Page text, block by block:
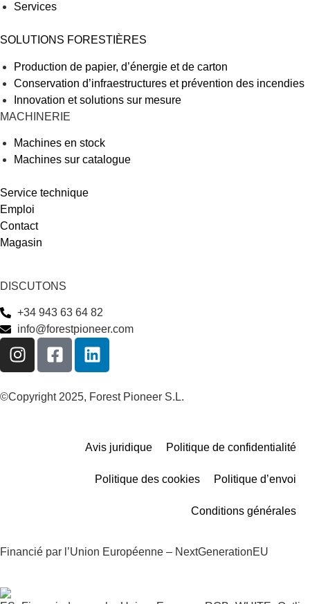
Services
SOLUTIONS FORESTIÈRES
Production de papier, d’énergie et de carton
Conservation d’infraestructures et prévention des incendies
Innovation et solutions sur mesure
MACHINERIE
Machines en stock
Machines sur catalogue
Service technique
Emploi
Contact
Magasin
DISCUTONS
+34 943 63 64 82
info@forestpioneer.com
©Copyright 2025, Forest Pioneer S.L.
Avis juridique Politique de confidentialité
Politique des cookies Politique d’envoi
Conditions générales
Financié par l’Union Européenne – NextGenerationEU